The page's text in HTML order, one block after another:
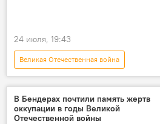
24 июля, 19:43
Великая Отечественная война
Молдова в Великой Отечественной войне
В Бендерах почтили память жертв
оккупации в годы Великой
Отечественной войны